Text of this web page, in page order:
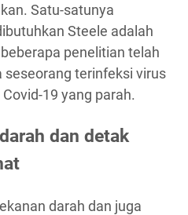
Satu-satunya
Steele adalah
penelitian telah
terinfeksi virus
19 yang parah.
dan detak
darah dan juga